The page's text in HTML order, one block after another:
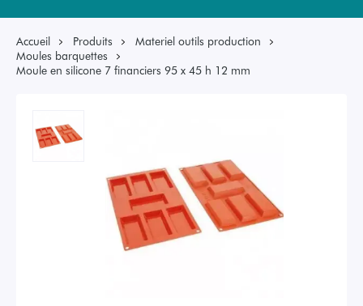
Accueil Produits
Materiel outils production
Moules barquettes
Moule en silicone 7 financiers 95 x 45 h 12 mm